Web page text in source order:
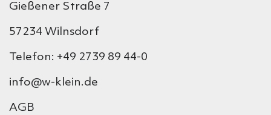
Gießener Straße 7
57234 Wilnsdorf
Telefon: +49 2739 89 44-0
info@w-klein.de
AGB